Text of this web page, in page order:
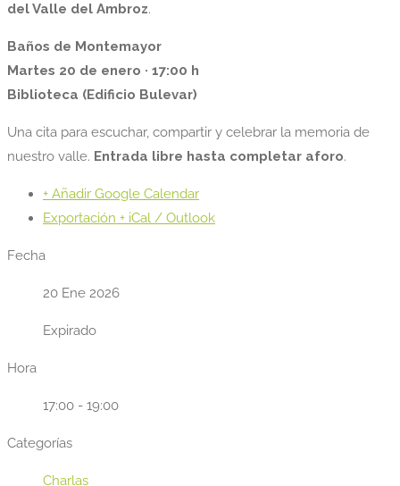
del Valle del Ambroz.
Baños de Montemayor
Martes 20 de enero · 17:00 h
Biblioteca (Edificio Bulevar)
Una cita para escuchar, compartir y celebrar la memoria de
nuestro valle. Entrada libre hasta completar aforo.
+ Añadir Google Calendar
Exportación + iCal / Outlook
Fecha
20 Ene 2026
Expirado
Hora
17:00 - 19:00
Categorías
Charlas